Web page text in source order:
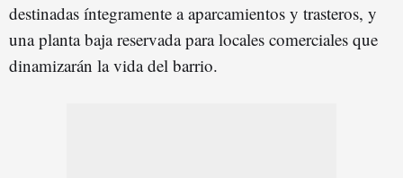
destinadas íntegramente a aparcamientos y trasteros, y
una planta baja reservada para locales comerciales que
dinamizarán la vida del barrio.